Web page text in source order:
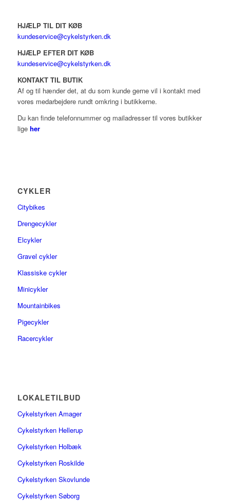
HJÆLP TIL DIT KØB
kundeservice@cykelstyrken.dk
HJÆLP EFTER DIT KØB
kundeservice@cykelstyrken.dk
KONTAKT TIL BUTIK
Af og til hænder det, at du som kunde gerne vil i kontakt med
vores medarbejdere rundt omkring i butikkerne.
Du kan finde telefonnummer og mailadresser til vores butikker
lige her
CYKLER
Citybikes
Drengecykler
Elcykler
Gravel cykler
Klassiske cykler
Minicykler
Mountainbikes
Pigecykler
Racercykler
LOKALETILBUD
Cykelstyrken Amager
Cykelstyrken Hellerup
Cykelstyrken Holbæk
Cykelstyrken Roskilde
Cykelstyrken Skovlunde
Cykelstyrken Søborg